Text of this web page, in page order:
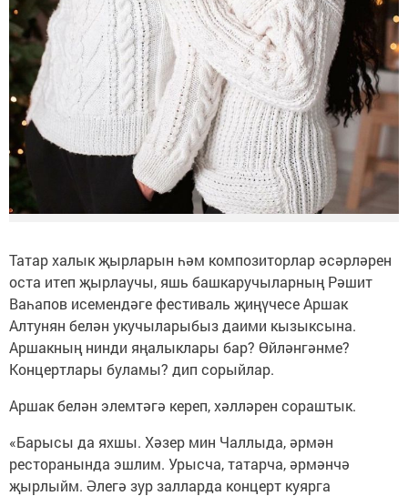
Татар халык җырларын һәм композиторлар әсәрләрен
оста итеп җырлаучы, яшь башкаручыларның Рәшит
Ваһапов исемендәге фестиваль җиңүчесе Аршак
Алтунян белән укучыларыбыз даими кызыксына.
Аршакның нинди яңалыклары бар? Өйләнгәнме?
Концертлары буламы? дип сорыйлар.
Аршак белән элемтәгә кереп, хәлләрен сораштык.
«Барысы да яхшы. Хәзер мин Чаллыда, әрмән
ресторанында эшлим. Урысча, татарча, әрмәнчә
җырлыйм. Әлегә зур залларда концерт куярга